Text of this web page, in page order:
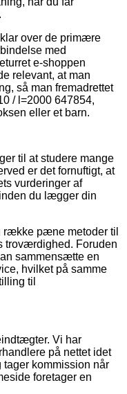
over de primære
med
e-shoppen
relevant, at man
så man fremadrettet
/ l=2000 647854,
eller et barn.
til at studere mange
er det fornuftigt, at
vurderinger af
du lægger din
række pæne metoder til
troværdighed. Foruden
sammensætte en
hvilket på samme
til
Vi har
på nettet idet
kommission når
foretager en